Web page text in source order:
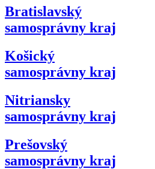
Bratislavský
samosprávny kraj
Košický
samosprávny kraj
Nitriansky
samosprávny kraj
Prešovský
samosprávny kraj